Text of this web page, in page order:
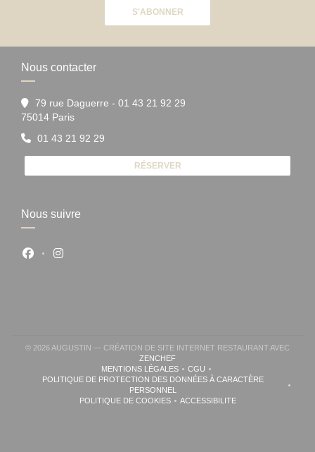
S'ABONNER
Nous contacter
79 rue Daguerre - 01 43 21 92 29
75014 Paris((ouvre une nouvelle fenêtre))
01 43 21 92 29
RÉSERVER
Nous suivre
Facebook ((ouvre une nouvelle fenêtre))
Instagram ((ouvre une nouvelle fenêtre))
© 2026 AUGUSTIN — CRÉATION DE SITE INTERNET RESTAURANT AVEC
ZENCHEF((OUVRE UNE NOUVELLE FENÊTRE))
MENTIONS LÉGALES((OUVRE UNE NOUVELLE FENÊTRE))
CGU((OUVRE UNE NOUVELLE
POLITIQUE DE PROTECTION DES DONNÉES À CARACTÈRE
PERSONNEL((OUVRE UNE NOUVELLE FENÊTRE))
POLITIQUE DE COOKIES((OUVRE UNE NOUVELLE FENÊTRE))
ACCESSIBILITE((OUVRE UNE NOUVELLE